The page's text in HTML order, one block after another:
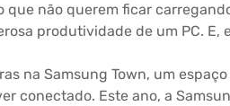
não querem ficar
produtividade de um PC. E,
na Samsung Town, um
conectado. Este ano, a